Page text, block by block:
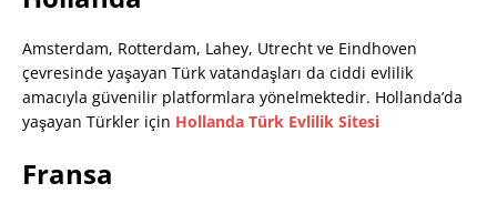
Amsterdam, Rotterdam, Lahey, Utrecht ve Eindhoven
çevresinde yaşayan Türk vatandaşları da ciddi evlilik
amacıyla güvenilir platformlara yönelmektedir. Hollanda’da
yaşayan Türkler için Hollanda Türk Evlilik Sitesi
Fransa